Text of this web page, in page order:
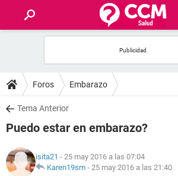
FOROS
SALUD
NUTRICIÓN
Foros Embarazo
Tema Anterior
Puedo estar en embarazo?
isita21 - 25 may 2016 a las 07:04
Karen19sm - 25 may 2016 a las 21:40